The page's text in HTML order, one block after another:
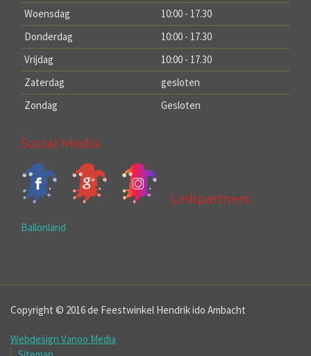
Woensdag
10:00 - 17.30
Donderdag
10:00 - 17.30
Vrijdag
10:00 - 17.30
Zaterdag
gesloten
Zondag
Gesloten
Social Media
Linkpartners
Ballonland
Copyright © 2016 de Feestwinkel Hendrik ido Ambacht
Webdesign Vanoo Media